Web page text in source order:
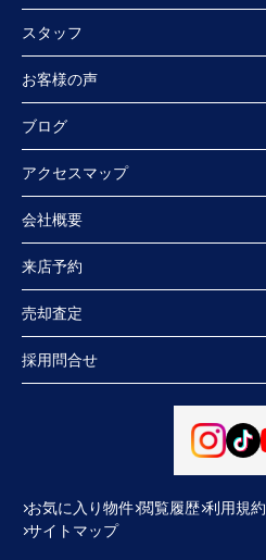
スタッフ
お客様の声
ブログ
アクセスマップ
会社概要
来店予約
売却査定
採用問合せ
お気に入り物件 閲覧履歴 利用規約
サイトマップ